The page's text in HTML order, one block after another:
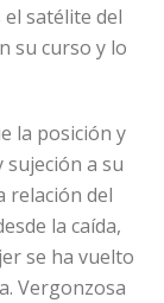
satélite del
su curso y lo
la posición y
sujeción a su
relación del
la caída,
se ha vuelto
Vergonzosa